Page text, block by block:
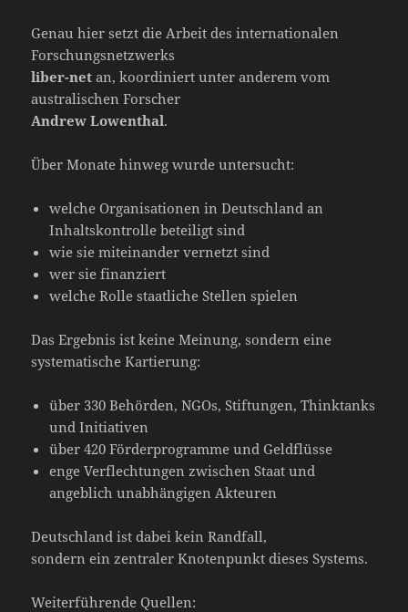
Genau hier setzt die Arbeit des internationalen
Forschungsnetzwerks
liber-net an, koordiniert unter anderem vom
australischen Forscher
Andrew Lowenthal.
Über Monate hinweg wurde untersucht:
welche Organisationen in Deutschland an
Inhaltskontrolle beteiligt sind
wie sie miteinander vernetzt sind
wer sie finanziert
welche Rolle staatliche Stellen spielen
Das Ergebnis ist keine Meinung, sondern eine
systematische Kartierung:
über 330 Behörden, NGOs, Stiftungen, Thinktanks
und Initiativen
über 420 Förderprogramme und Geldflüsse
enge Verflechtungen zwischen Staat und
angeblich unabhängigen Akteuren
Deutschland ist dabei kein Randfall,
sondern ein zentraler Knotenpunkt dieses Systems.
Weiterführende Quellen: